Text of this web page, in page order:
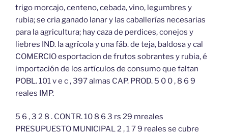
trigo morcajo, centeno, cebada, vino, legumbres y
rubia; se cria ganado lanar y las caballerías necesarias
para la agricultura; hay caza de perdices, conejos y
liebres IND. la agrícola y una fáb. de teja, baldosa y cal
COMERCIO esportacion de frutos sobrantes y rubia, é
importación de los artículos de consumo que faltan
POBL. 101 v e c , 397 almas CAP. PROD. 5 0 0 , 8 6 9
reales IMP.
5 6 , 3 2 8 . CONTR. 10 8 6 3 rs 29 mreales
PRESUPUESTO MUNICIPAL 2 , 1 7 9 reales se cubre